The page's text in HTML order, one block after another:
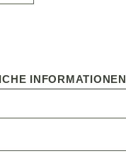
INFORMATIONEN